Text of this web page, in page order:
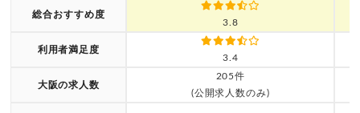
総合おすすめ度
3.8
利用者満足度
3.4
大阪の求人数
205件
(公開求人数のみ)